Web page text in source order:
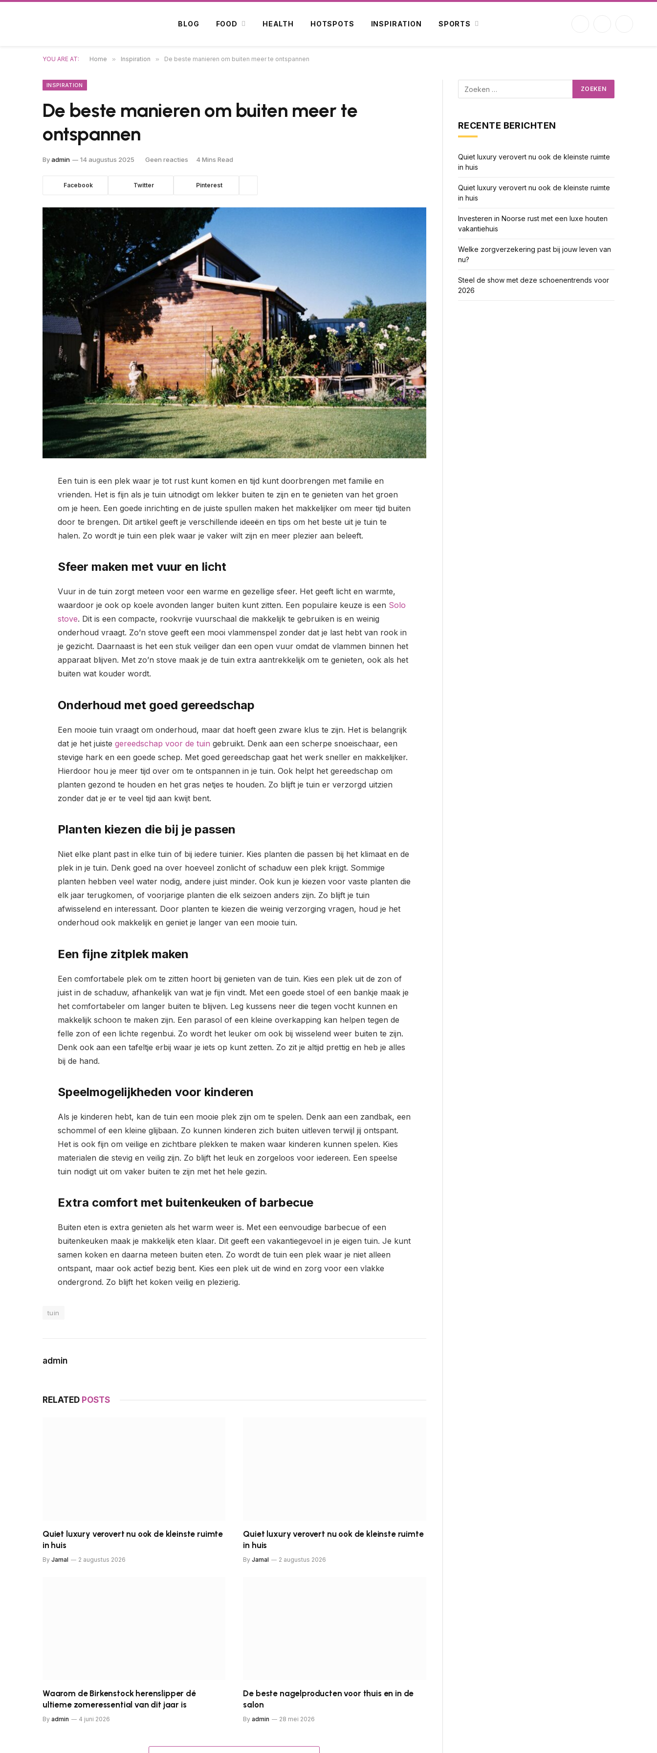
BLOG FOOD HEALTH HOTSPOTS INSPIRATION SPORTS
YOU ARE AT: Home » Inspiration » De beste manieren om buiten meer te ontspannen
INSPIRATION
De beste manieren om buiten meer te
ontspannen
Byadmin 14 augustus 2025 Geen reacties 4 Mins Read
Facebook Twitter Pinterest
Een tuin is een plek waar je tot rust kunt komen en tijd kunt doorbrengen met familie en
vrienden. Het is fijn als je tuin uitnodigt om lekker buiten te zijn en te genieten van het groen
om je heen. Een goede inrichting en de juiste spullen maken het makkelijker om meer tijd buiten
door te brengen. Dit artikel geeft je verschillende ideeën en tips om het beste uit je tuin te
halen. Zo wordt je tuin een plek waar je vaker wilt zijn en meer plezier aan beleeft.
Sfeer maken met vuur en licht
Vuur in de tuin zorgt meteen voor een warme en gezellige sfeer. Het geeft licht en warmte,
waardoor je ook op koele avonden langer buiten kunt zitten. Een populaire keuze is een Solo
stove. Dit is een compacte, rookvrije vuurschaal die makkelijk te gebruiken is en weinig
onderhoud vraagt. Zo’n stove geeft een mooi vlammenspel zonder dat je last hebt van rook in
je gezicht. Daarnaast is het een stuk veiliger dan een open vuur omdat de vlammen binnen het
apparaat blijven. Met zo’n stove maak je de tuin extra aantrekkelijk om te genieten, ook als het
buiten wat kouder wordt.
Onderhoud met goed gereedschap
Een mooie tuin vraagt om onderhoud, maar dat hoeft geen zware klus te zijn. Het is belangrijk
dat je het juiste gereedschap voor de tuin gebruikt. Denk aan een scherpe snoeischaar, een
stevige hark en een goede schep. Met goed gereedschap gaat het werk sneller en makkelijker.
Hierdoor hou je meer tijd over om te ontspannen in je tuin. Ook helpt het gereedschap om
planten gezond te houden en het gras netjes te houden. Zo blijft je tuin er verzorgd uitzien
zonder dat je er te veel tijd aan kwijt bent.
Planten kiezen die bij je passen
Niet elke plant past in elke tuin of bij iedere tuinier. Kies planten die passen bij het klimaat en de
plek in je tuin. Denk goed na over hoeveel zonlicht of schaduw een plek krijgt. Sommige
planten hebben veel water nodig, andere juist minder. Ook kun je kiezen voor vaste planten die
elk jaar terugkomen, of voorjarige planten die elk seizoen anders zijn. Zo blijft je tuin
afwisselend en interessant. Door planten te kiezen die weinig verzorging vragen, houd je het
onderhoud ook makkelijk en geniet je langer van een mooie tuin.
Een fijne zitplek maken
Een comfortabele plek om te zitten hoort bij genieten van de tuin. Kies een plek uit de zon of
juist in de schaduw, afhankelijk van wat je fijn vindt. Met een goede stoel of een bankje maak je
het comfortabeler om langer buiten te blijven. Leg kussens neer die tegen vocht kunnen en
makkelijk schoon te maken zijn. Een parasol of een kleine overkapping kan helpen tegen de
felle zon of een lichte regenbui. Zo wordt het leuker om ook bij wisselend weer buiten te zijn.
Denk ook aan een tafeltje erbij waar je iets op kunt zetten. Zo zit je altijd prettig en heb je alles
bij de hand.
Speelmogelijkheden voor kinderen
Als je kinderen hebt, kan de tuin een mooie plek zijn om te spelen. Denk aan een zandbak, een
schommel of een kleine glijbaan. Zo kunnen kinderen zich buiten uitleven terwijl jij ontspant.
Het is ook fijn om veilige en zichtbare plekken te maken waar kinderen kunnen spelen. Kies
materialen die stevig en veilig zijn. Zo blijft het leuk en zorgeloos voor iedereen. Een speelse
tuin nodigt uit om vaker buiten te zijn met het hele gezin.
Extra comfort met buitenkeuken of barbecue
Buiten eten is extra genieten als het warm weer is. Met een eenvoudige barbecue of een
buitenkeuken maak je makkelijk eten klaar. Dit geeft een vakantiegevoel in je eigen tuin. Je kunt
samen koken en daarna meteen buiten eten. Zo wordt de tuin een plek waar je niet alleen
ontspant, maar ook actief bezig bent. Kies een plek uit de wind en zorg voor een vlakke
ondergrond. Zo blijft het koken veilig en plezierig.
tuin
admin
RELATED POSTS
Quiet luxury verovert nu ook de kleinste ruimte
in huis
By Jamal 2 augustus 2026
Quiet luxury verovert nu ook de kleinste ruimte
in huis
By Jamal 2 augustus 2026
Waarom de Birkenstock herenslipper dé
ultieme zomeressential van dit jaar is
By admin 4 juni 2026
De beste nagelproducten voor thuis en in de
salon
By admin 28 mei 2026
RECENTE BERICHTEN
Quiet luxury verovert nu ook de kleinste ruimte
in huis
Quiet luxury verovert nu ook de kleinste ruimte
in huis
Investeren in Noorse rust met een luxe houten
vakantiehuis
Welke zorgverzekering past bij jouw leven van
nu?
Steel de show met deze schoenentrends voor
2026